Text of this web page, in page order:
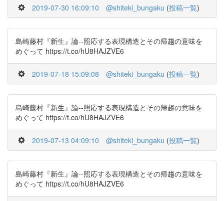
2019-07-30 16:09:10 @shiteki_bungaku (投稿一覧)
島崎藤村『新生』論--照応する表現構造とその帰趨の意味を
めぐって https://t.co/hU8HAJZVE6
2019-07-18 15:09:08 @shiteki_bungaku (投稿一覧)
島崎藤村『新生』論--照応する表現構造とその帰趨の意味を
めぐって https://t.co/hU8HAJZVE6
2019-07-13 04:09:10 @shiteki_bungaku (投稿一覧)
島崎藤村『新生』論--照応する表現構造とその帰趨の意味を
めぐって https://t.co/hU8HAJZVE6